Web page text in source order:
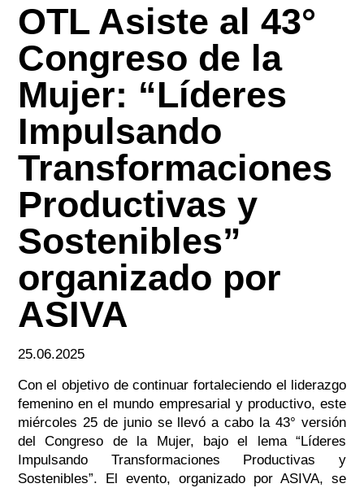
OTL Asiste al 43°
Congreso de la
Mujer: “Líderes
Impulsando
Transformaciones
Productivas y
Sostenibles”
organizado por
ASIVA
25.06.2025
Con el objetivo de continuar fortaleciendo el liderazgo
femenino en el mundo empresarial y productivo, este
miércoles 25 de junio se llevó a cabo la 43° versión
del Congreso de la Mujer, bajo el lema “Líderes
Impulsando Transformaciones Productivas y
Sostenibles”. El evento, organizado por ASIVA, se